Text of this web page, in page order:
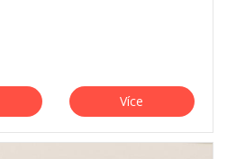
Více